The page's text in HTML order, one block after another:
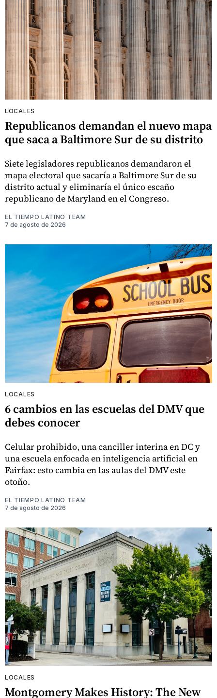
LOCALES
Republicanos demandan el nuevo mapa
que saca a Baltimore Sur de su distrito
Siete legisladores republicanos demandaron el
mapa electoral que sacaría a Baltimore Sur de su
distrito actual y eliminaría el único escaño
republicano de Maryland en el Congreso.
EL TIEMPO LATINO TEAM
7 de agosto de 2026
LOCALES
6 cambios en las escuelas del DMV que
debes conocer
Celular prohibido, una canciller interina en DC y
una escuela enfocada en inteligencia artificial en
Fairfax: esto cambia en las aulas del DMV este
otoño.
EL TIEMPO LATINO TEAM
7 de agosto de 2026
LOCALES
Montgomery Makes History: The New